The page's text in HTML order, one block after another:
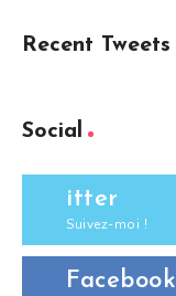
Recent Tweets
Social
itter
Suivez-moi !
Facebook